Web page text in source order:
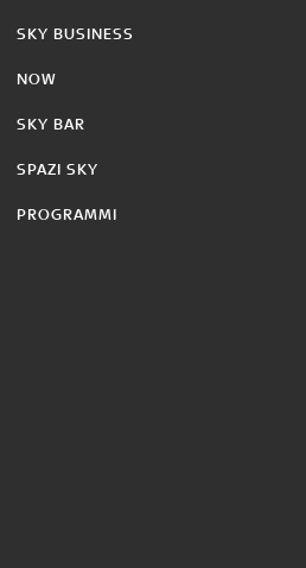
SKY BUSINESS
NOW
SKY BAR
SPAZI SKY
PROGRAMMI